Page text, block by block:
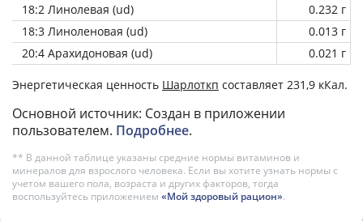
18:2 Линолевая (ud)
0.232 г
18:3 Линоленовая (ud)
0.013 г
20:4 Арахидоновая (ud)
0.021 г
Энергетическая ценность Шарлоткп составляет 231,9 кКал.
Основной источник: Создан в приложении
пользователем. Подробнее.
** В данной таблице указаны средние нормы витаминов и
минералов для взрослого человека. Если вы хотите узнать нормы с
учетом вашего пола, возраста и других факторов, тогда
воспользуйтесь приложением «Мой здоровый рацион».